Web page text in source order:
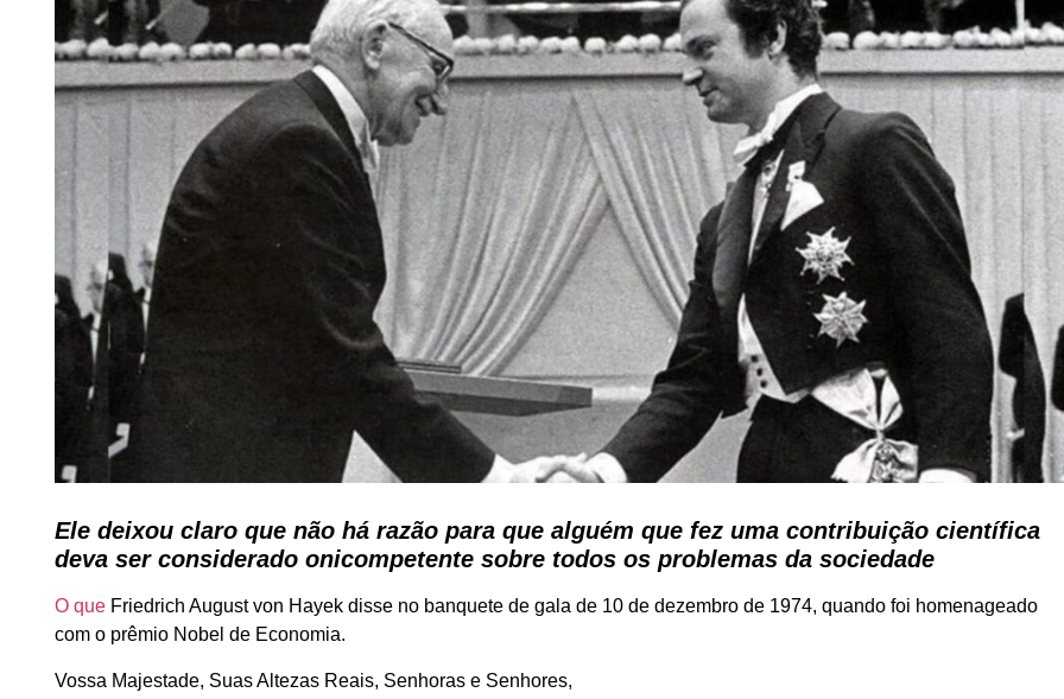
Ele deixou claro que não há razão para que alguém que fez uma contribuição científica
deva ser considerado onicompetente sobre todos os problemas da sociedade
O que Friedrich August von Hayek disse no banquete de gala de 10 de dezembro de 1974, quando foi homenageado
com o prêmio Nobel de Economia.
Vossa Majestade, Suas Altezas Reais, Senhoras e Senhores,